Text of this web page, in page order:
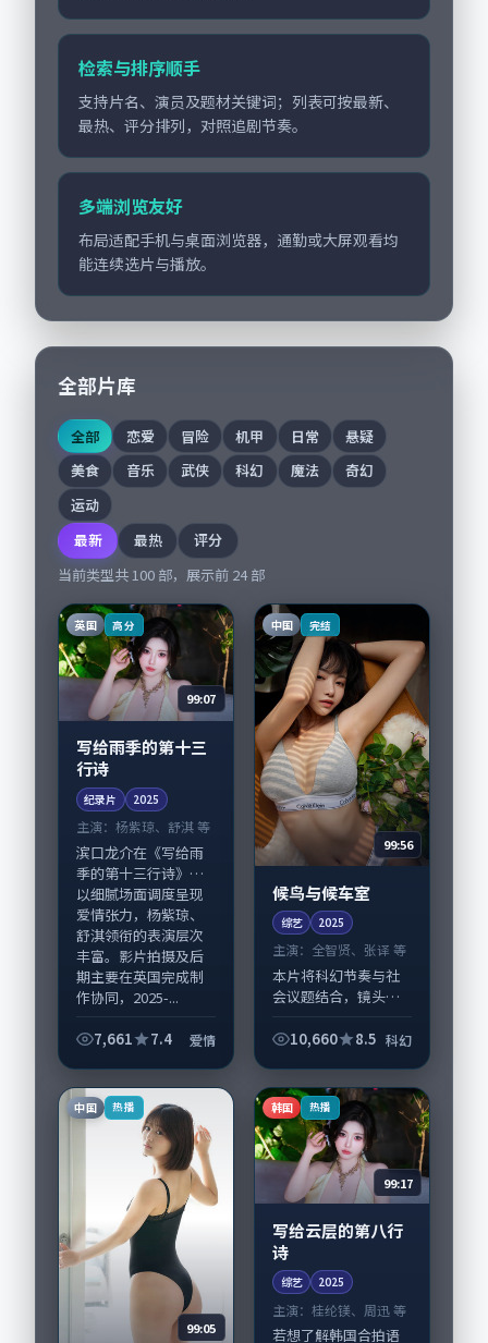
检索与排序顺手
支持片名、演员及题材关键词；列表可按最新、
最热、评分排列，对照追剧节奏。
多端浏览友好
布局适配手机与桌面浏览器，通勤或大屏观看均
能连续选片与播放。
全部片库
全部 恋爱 冒险 机甲 日常
悬疑
美食
音乐 武侠 科幻 魔法
奇幻
运动
最新
最热
评分
当前类型共100 部，展示前 24部
英国 高分
99:07
写给雨季的第十三
行诗
纪录片 2025
主演： 杨紫琼、舒淇 等
滨口龙介在《写给雨
季的第十三行诗》中
以细腻场面调度呈现
爱情张力，杨紫琼、
舒淇领衔的表演层次
丰富。影片拍摄及后
期主要在英国完成制
作协同，2025-...
7,661 7.4 爱情
中国 完结
99:56
候鸟与候车室
综艺 2025
主演： 全智贤、张译 等
本片将科幻节奏与社
会议题结合，镜头语
《候鸟与候车室》由
取景与声音设计凸显
中国大陆城市质感，
适合...
10,660 8.5 科幻
中国 热播
99:05
韩国 热播
99:17
写给云层的第八行
诗
综艺 2025
主演：桂纶镁、周迅 等
若想了解韩国合拍语